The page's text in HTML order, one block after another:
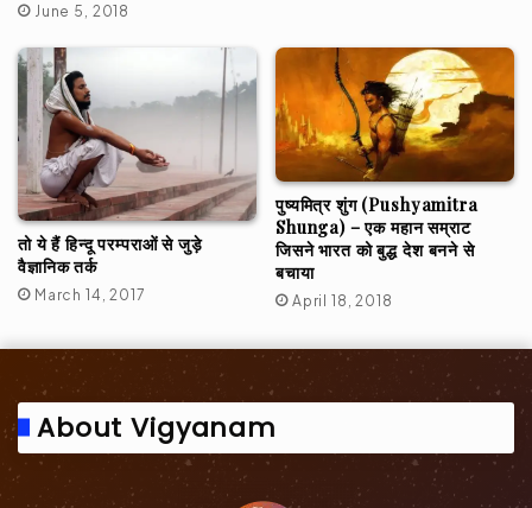
June 5, 2018
तो ये हैं हिन्दू परम्पराओं से जुड़े
वैज्ञानिक तर्क
March 14, 2017
पुष्यमित्र शुंग (Pushyamitra
Shunga) – एक महान सम्राट
जिसने भारत को बुद्ध देश बनने से
बचाया
April 18, 2018
About Vigyanam